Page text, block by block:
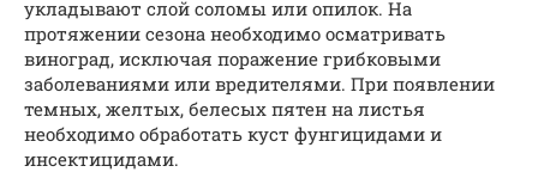
укладывают слой соломы или опилок. На
протяжении сезона необходимо осматривать
виноград, исключая поражение грибковыми
заболеваниями или вредителями. При появлении
темных, желтых, белесых пятен на листья
необходимо обработать куст фунгицидами и
инсектицидами.